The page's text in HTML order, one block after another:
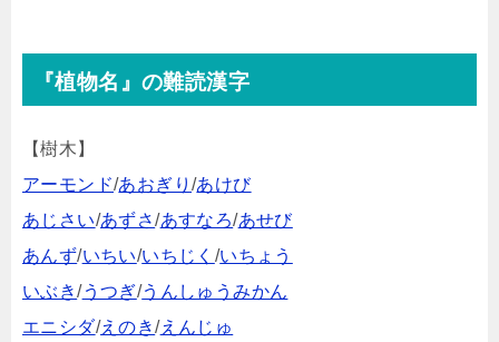
『植物名』の難読漢字
【樹木】
アーモンド/あおぎり/あけび
あじさい/あずさ/あすなろ/あせび
あんず/いちい/いちじく /いちょう
いぶき/うつぎ/うんしゅうみかん
エニシダ/えのき/えんじゅ